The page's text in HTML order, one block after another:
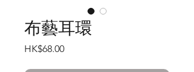
布藝耳環
HK$68.00價